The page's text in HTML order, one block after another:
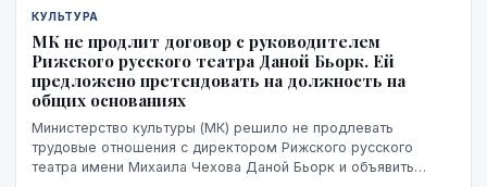
КУЛЬТУРА
МК не продлит договор с руководителем
Рижского русского театра Даной Бьорк. Ей
предложено претендовать на должность на
общих основаниях
Министерство культуры (МК) решило не продлевать
трудовые отношения с директором Рижского русского
театра имени Михаила Чехова Даной Бьорк и объявить